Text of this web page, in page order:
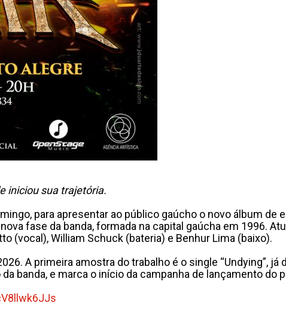
iniciou sua trajetória.
para apresentar ao público gaúcho o novo álbum de
fase da banda, formada na capital gaúcha em 1996.
(vocal), William Schuck (bateria) e Benhur Lima (baixo).
A primeira amostra do trabalho é o single “Undying”,
banda, e marca o início da campanha de lançamento do